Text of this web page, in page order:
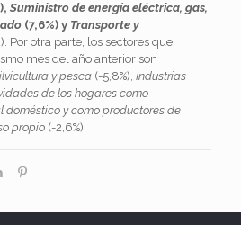
Suministro de energía eléctrica, gas,
(7,6%) y Transporte y
). Por otra parte, los sectores que
mes del año anterior son
y pesca(-5,8%), Industrias
de los hogares como
doméstico y como productores de
propio(-2,6%).